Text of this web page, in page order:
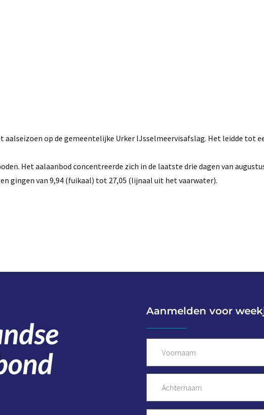
aalseizoen op de gemeentelijke Urker IJsselmeervisafslag. Het leidde tot
Het aalaanbod concentreerde zich in de laatste drie dagen van
gingen van 9,94 (fuikaal) tot 27,05 (lijnaal uit het vaarwater).
Aanmelden voor